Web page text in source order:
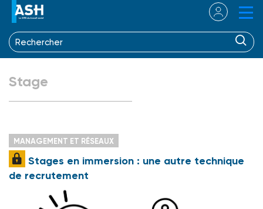
Stage
MANAGEMENT ET RÉSEAUX
Stages en immersion : une autre technique
de recrutement